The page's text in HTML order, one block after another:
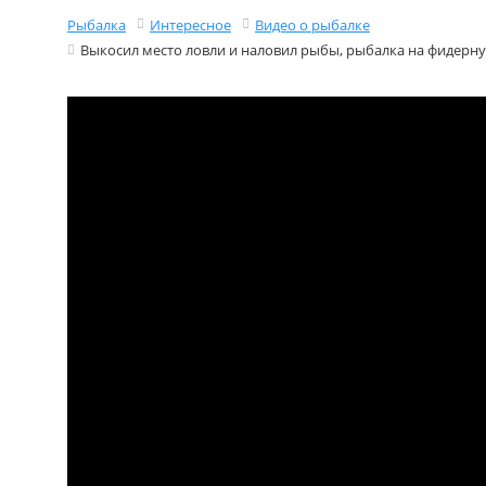
Рыбалка Интересное
Видео о рыбалке
Выкосил место ловли и наловил рыбы, рыбалка на